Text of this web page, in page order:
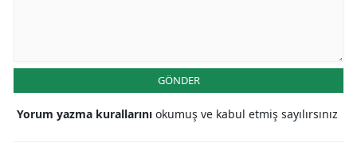
GÖNDER
Yorum yazma kurallarını okumuş ve kabul etmiş sayılırsınız